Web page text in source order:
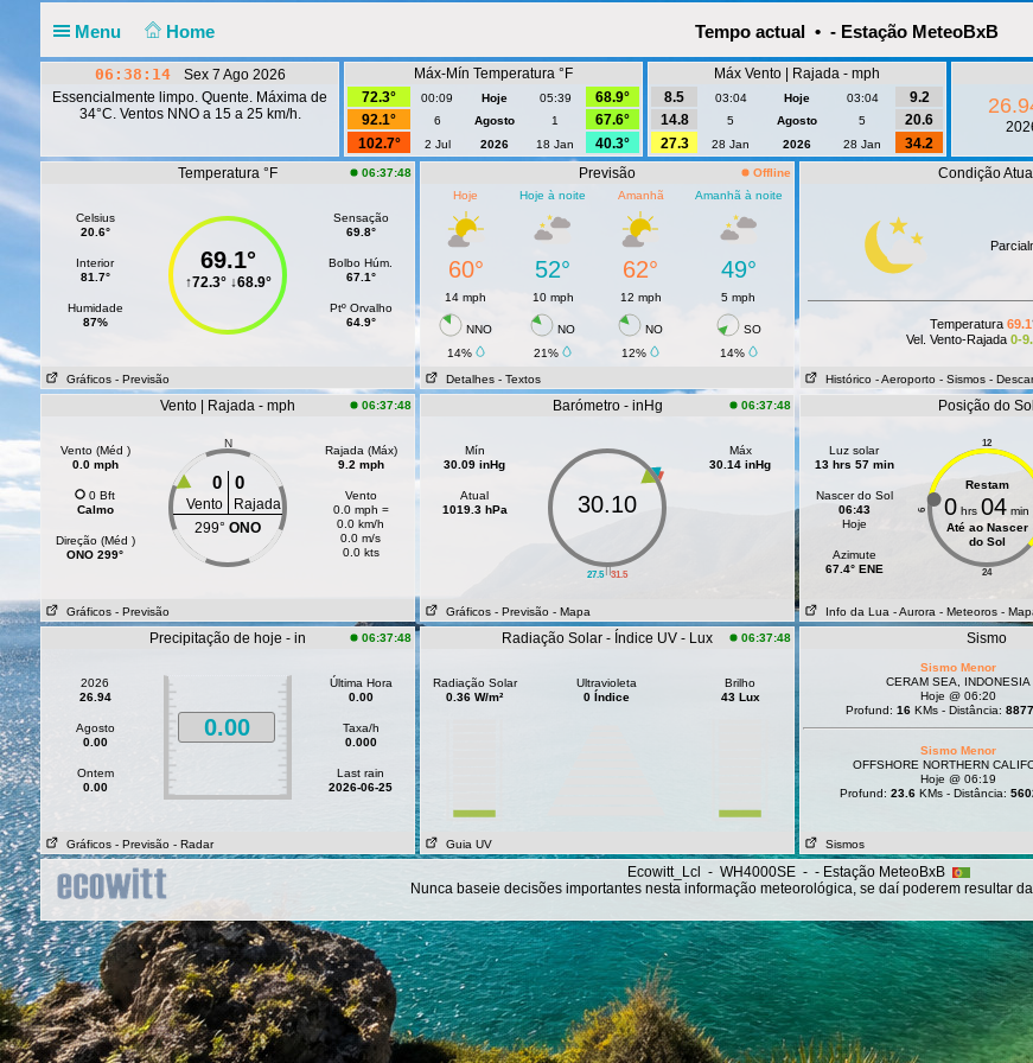
Menu Home Tempo actual • - Estação MeteoBxB
06:38:15
Sex 7 Ago 2026
Essencialmente limpo. Quente. Máxima de
34°C. Ventos NNO a 15 a 25 km/h.
Máx-Mín Temperatura °F
72.3°
00:09 Hoje 05:39
68.9°
92.1°
6 Agosto 1
67.6°
102.7°
2 Jul 2026 18 Jan 40.3°
Máx Vento | Rajada - mph
8.5
03:04 Hoje 03:04
9.2
14.8
5 Agosto 5
20.6
27.3
28 Jan 2026 28 Jan 34.2
Temperatura °F 06:37:48
Celsius
20.6°
Interior
81.7°
Humidade
87%
69.1°
↑72.3°↓68.9°
Sensação
69.8°
Bolbo Húm.
67.1°
Ptº Orvalho
64.9°
Gráficos - Previsão
Previsão
Offline
Hoje
Hoje à noite Amanhã Amanhã à noite
60° 52° 62° 49°
14 mph 10 mph 12 mph 5 mph
NNO NO NO
SO
14%
21% 12%
14%
Detalhes - Textos
Condição Atual
Temperatura 69.1
Vel. Vento-Rajada 0-
Histórico - Aeroporto - Sismos -
Vento | Rajada - mph 06:37:48
Vento (Méd )
0.0 mph
0 Bft
Calmo
Direção (Méd )
ONO 299°
N
0 0
Vento
Rajada
299° ONO
Rajada (Máx)
9.2 mph
Vento
0.0 mph =
0.0 km/h
0.0 m/s
0.0 kts
Gráficos - Previsão
Barómetro - inHg 06:37:48
Mín
30.09 inHg
Atual
1019.3 hPa
||
27.5 31.5
30.10
Máx
30.14 inHg
Gráficos - Previsão - Mapa
Posição do Sol
Luz solar
13 hrs 57 min
Nascer do Sol
06:43
Hoje
Azimute
67.4° ENE
12
24
6
Restam
0 hrs 04 min
Até ao Nascer
do Sol
Info da Lua - Aurora - Meteoros -
Precipitação de hoje - in 06:37:48
2026
26.94
Agosto
0.00
Ontem
0.00
0.00
Última Hora
0.00
Taxa/h
0.000
Last rain
2026-06-25
Gráficos - Previsão - Radar
Radiação Solar - Índice UV - Lux 06:37:48
Radiação Solar
0.36 W/m²
Ultravioleta
0 Índice
Brilho
43 Lux
Guia UV
Sismo
Sismo Menor
CERAM SEA, INDONESIA
Hoje @ 06:20
Profund: 16KMs - Distância: 8877
Sismo Menor
OFFSHORE NORTHERN
Hoje @ 06:19
Profund: 23.6 KMs - Distância:
Sismos
Ecowitt_Lcl - WH4000SE - - Estação MeteoBxB
Nunca baseie decisões importantes nesta informação meteorológica, se daí poderem resultar